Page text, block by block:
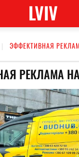
LVIV
ЭФФЕКТИВНАЯ
РЕКЛАМА